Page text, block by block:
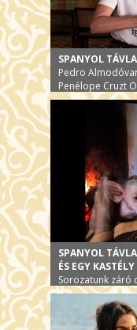
SPANYOL
Pedro
Penélope Cruzt
SPANYOL
ÉS EGY KASTÉLY
Sorozatunk záró
én